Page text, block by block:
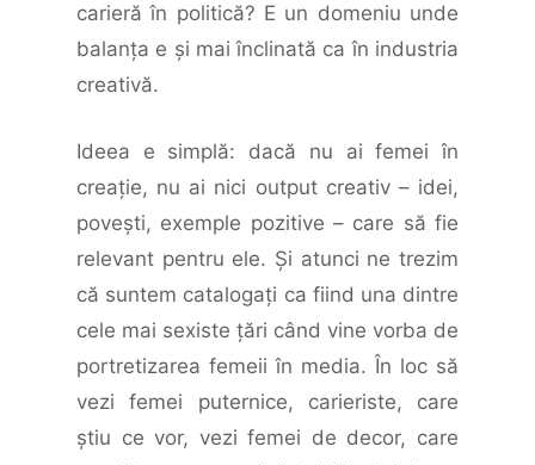
carieră în politică? E un domeniu unde
balanţa e şi mai înclinată ca în industria
creativă.
Ideea e simplă: dacă nu ai femei în
creaţie, nu ai nici output creativ – idei,
poveşti, exemple pozitive – care să fie
relevant pentru ele. Şi atunci ne trezim
că suntem catalogaţi ca fiind una dintre
cele mai sexiste ţări când vine vorba de
portretizarea femeii în media. În loc să
vezi femei puternice, carieriste, care
ştiu ce vor, vezi femei de decor, care